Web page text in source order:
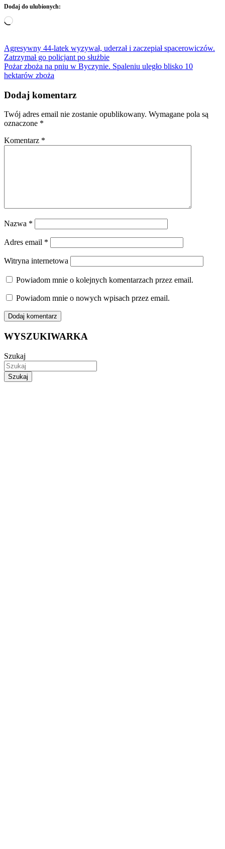
Dodaj do ulubionych:
Wczytywanie…
Nawigacja
wpisu
Agresywny 44-latek wyzywał, uderzał i zaczepiał spacerowiczów.
Zatrzymał go policjant po służbie
Pożar zboża na pniu w Byczynie. Spaleniu uległo blisko 10
hektarów zboża
Dodaj komentarz
Twój adres email nie zostanie opublikowany. Wymagane pola są
oznaczone *
Komentarz *
Nazwa *
Adres email *
Witryna internetowa
Powiadom mnie o kolejnych komentarzach przez email.
Powiadom mnie o nowych wpisach przez email.
WYSZUKIWARKA
Szukaj
Szukaj